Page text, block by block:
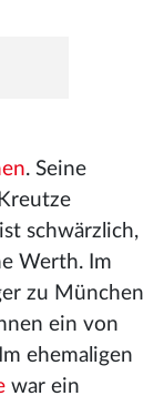
. Seine
schwärzlich,
Werth. Im
zu München
ein von
ehemaligen
war ein